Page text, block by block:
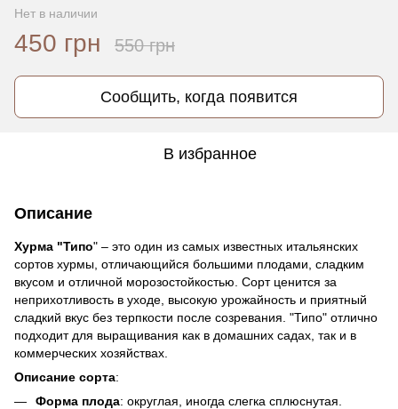
Нет в наличии
450 грн 550 грн
Сообщить, когда появится
В избранное
Описание
Хурма "Типо" – это один из самых известных итальянских
сортов хурмы, отличающийся большими плодами, сладким
вкусом и отличной морозостойкостью. Сорт ценится за
неприхотливость в уходе, высокую урожайность и приятный
сладкий вкус без терпкости после созревания. "Типо" отлично
подходит для выращивания как в домашних садах, так и в
коммерческих хозяйствах.
Описание сорта:
Форма плода: округлая, иногда слегка сплюснутая.